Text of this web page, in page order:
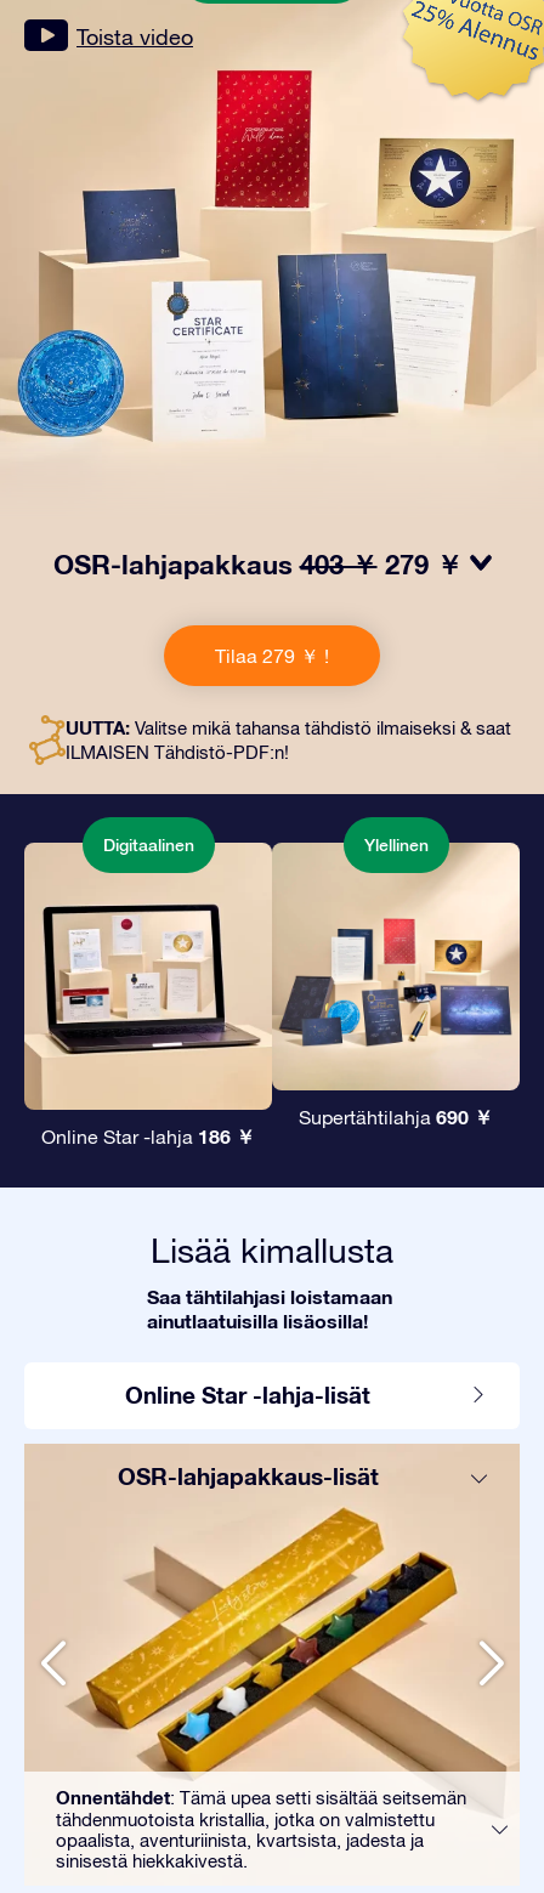
Toista video
OSR-lahjapakkaus403 ￥ 279 ￥
Tämä lahja sisältää kauniin kirjekuoren ja
henkilökohtaiset ​​asiakirjat, jotka lähetetään
valitsemaasi osoitteeseen. Saat myös digitaaliset
maaginen tapa antaa ikuinen lahja ystäville ja rakkaille.
Tilaa 279 ￥ !
UUTTA: Valitse mikä tahansa tähdistö ilmaiseksi & saat
ILMAISEN Tähdistö-PDF:n!
Digitaalinen
Online Star -lahja 186 ￥
Ylellinen
Supertähtilahja 690 ￥
Lisää kimallusta
Saa tähtilahjasi loistamaan
ainutlaatuisilla lisäosilla!
Online Star -lahja-lisät
OSR-lahjapakkaus-lisät
Onnentähdet: Tämä upea setti sisältää seitsemän
tähdenmuotoista kristallia, jotka on valmistettu
opaalista, aventuriinista, kvartsista, jadesta ja
sinisestä hiekkakivestä.